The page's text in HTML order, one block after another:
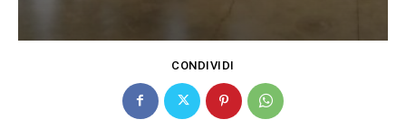
CONDIVIDI